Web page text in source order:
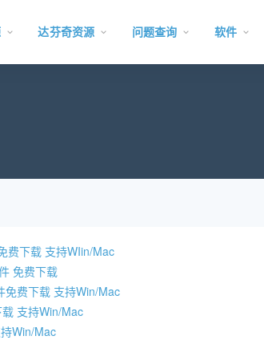
达芬奇资源 问题查询 软件
费下载 支持WIin/Mac
免费下载
免费下载 支持Win/Mac
支持Win/Mac
Win/Mac